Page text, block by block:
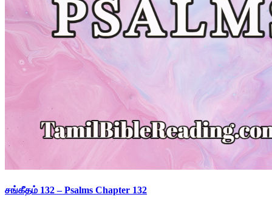
சங்கீதம் 132 – Psalms Chapter 132